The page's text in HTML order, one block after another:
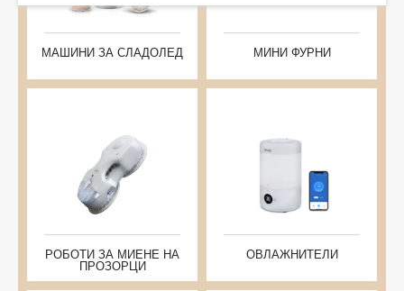
МАШИНИ ЗА СЛАДОЛЕД МИНИ ФУРНИ
РОБОТИ ЗА МИЕНЕ НА
ПРОЗОРЦИ
ОВЛАЖНИТЕЛИ
МАШИНИ ЗА СЛАДОЛЕД
ПОЧИСТВАЩА ТЕХНИКА
ПРАХОСМУКАЧКИ
ВЕРТИКАЛНИ ПРАХОСМУКАЧКИ
ПРАХОСМУКАЧКИ ПРОТИВ АКАРИ
АКСЕСОАРИ ЗА ПРАХОСМУКАЧКИ
BRAUN
CASO
DIMPLEX
DREAME
ECOFLOW
ECOVACS
ENGO
FRESH